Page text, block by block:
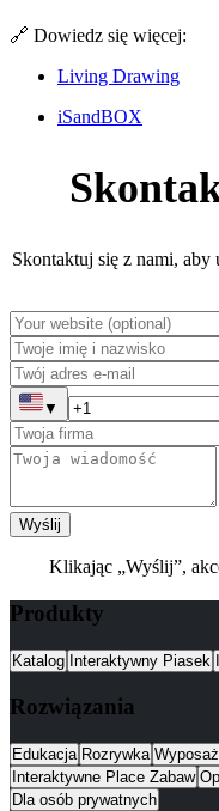
🔗 Dowiedz się więcej:
Living Drawing
iSandBOX
Skontaktuj się z nami,
▼
Wyślij
Klikając „Wyślij”,
Produkty
Katalog Interaktywny Piasek
Rozwiązania
Edukacja Rozrywka
Interaktywne Place Zabaw
Dla osób prywatnych